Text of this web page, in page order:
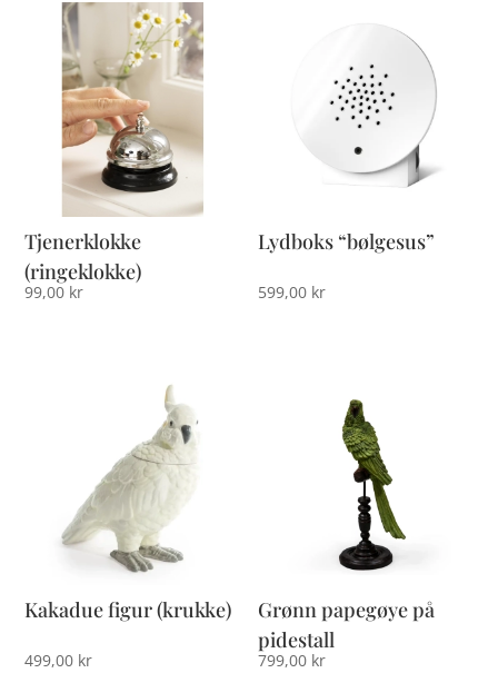
Tjenerklokke
(ringeklokke)
99,00 kr
Lydboks “bølgesus”
599,00 kr
Kakadue figur (krukke)
499,00 kr
Grønn papegøye på
pidestall
799,00 kr